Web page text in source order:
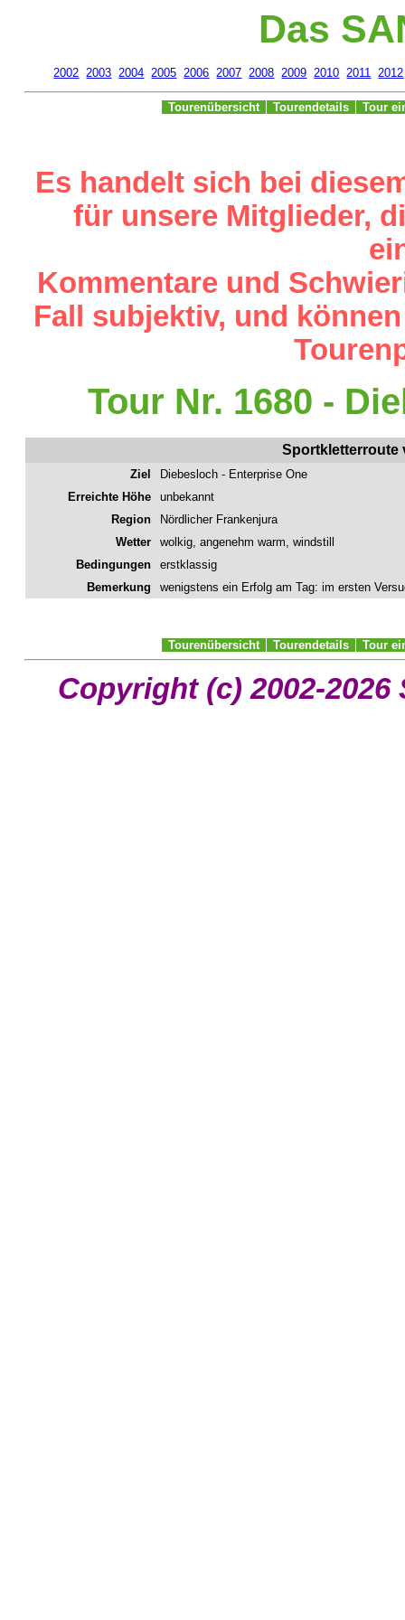
Das
2002 2003 2004 2005 2006 2007 2008 2009 2010 2011 2012
Tourenübersicht Tourendetails Tour
Es handelt sich bei
für unsere Mitglieder,
Kommentare und
Fall subjektiv, und
Tour Nr. 1680 -
Sportkletterroute
Ziel
Diebesloch - Enterprise One
Erreichte Höhe
unbekannt
Region
Nördlicher Frankenjura
Wetter
wolkig, angenehm warm, windstill
Bedingungen
erstklassig
Bemerkung
wenigstens ein Erfolg am Tag: im ersten
Tourenübersicht Tourendetails Tour
Copyright (c) 2002-